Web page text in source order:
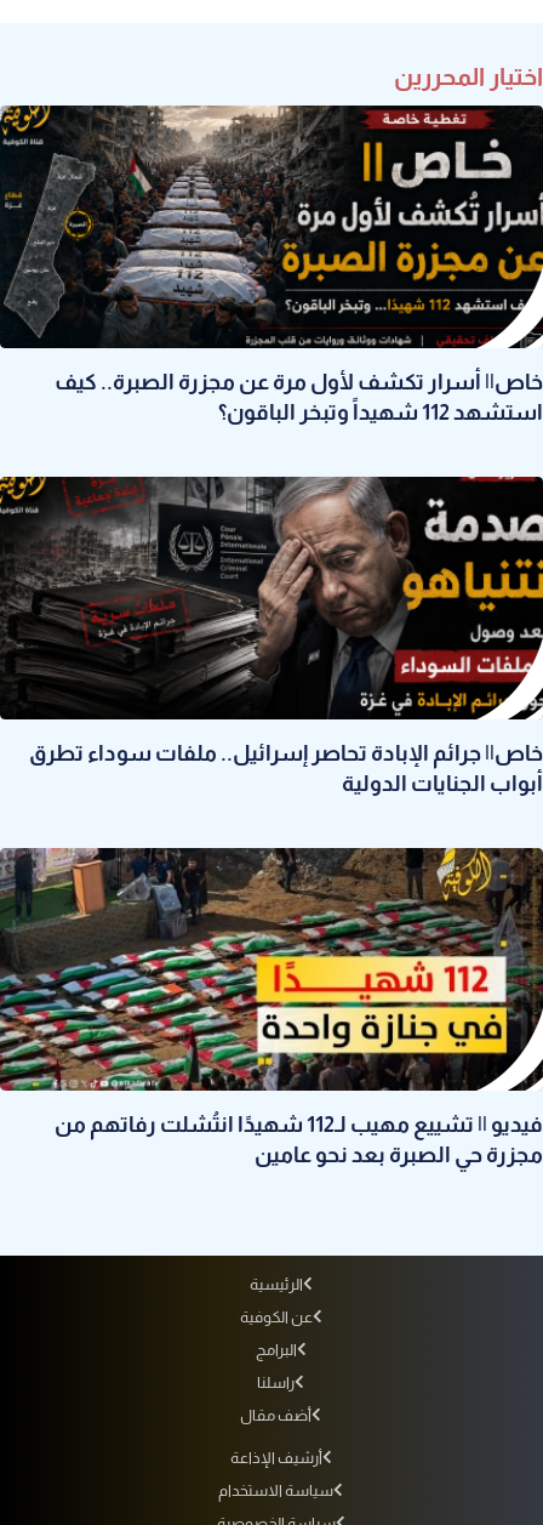
اختيار المحررين
خاص|| أسرار تكشف لأول مرة عن مجزرة الصبرة.. كيف
استشهد 112 شهيداً وتبخر الباقون؟
خاص|| جرائم الإبادة تحاصر إسرائيل.. ملفات سوداء تطرق
أبواب الجنايات الدولية
فيديو || تشييع مهيب لـ112 شهيدًا انتُشلت رفاتهم من
مجزرة حي الصبرة بعد نحو عامين
الرئيسية
عن الكوفية
البرامج
راسلنا
أضف مقال
أرشيف الإذاعة
سياسة الاستخدام